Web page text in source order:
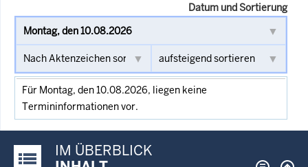
Datum und Sortierung
Für Montag, den 10.08.2026, liegen keine
Termininformationen vor.
Justiz-Portal im Überblick:
IM ÜBERBLICK